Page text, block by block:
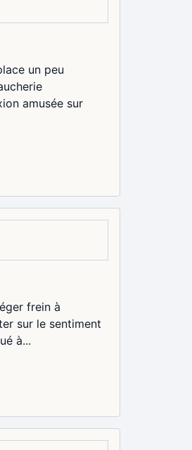
un peu
amusée sur
frein à
sur le sentiment
à...